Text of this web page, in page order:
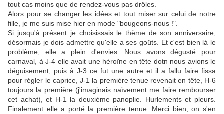
tout cas moins que de rendez-vous pas drôles.
Alors pour se changer les idées et tout miser sur celui de notre
fille, je me suis mise hier en mode "bougeons-nous !".
Si jusqu'à présent je choisissais le thème de son anniversaire,
désormais je dois admettre qu'elle a ses goûts. Et c'est bien là le
problème, elle a plein d'envies. Nous avons dégusté pour
carnaval, à J-4 elle avait une héroïne en tête dotn nous avions le
déguisement, puis à J-3 ce fut une autre et il a fallu faire fissa
pour régler le caprice, J-1 la première tenue revenait en tête, H-6
toujours la première (j'imaginais naïvement me faire rembourser
cet achat), et H-1 la deuxième panoplie. Hurlements et pleurs.
Finalement elle a porté la première tenue. Merci bien, on s'en